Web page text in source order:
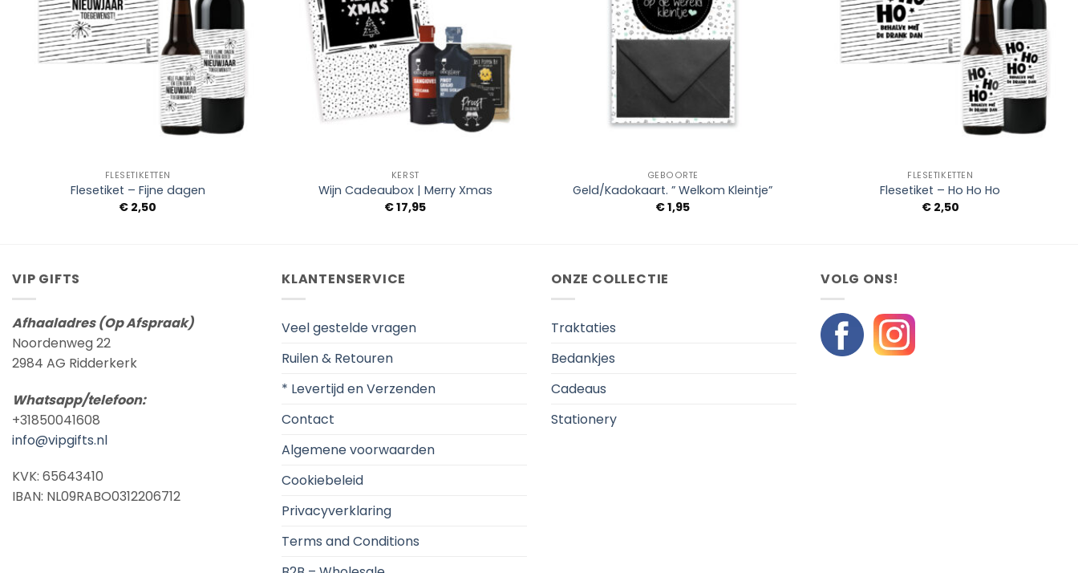
FLESETIKETTEN
Flesetiket – Fijne dagen
€ 2,50
KERST
Wijn Cadeaubox | Merry Xmas
€17,95
GEBOORTE
Geld/Kadokaart. ” Welkom Kleintje”
€1,95
FLESETIKETTEN
Flesetiket – Ho Ho Ho
€2,50
VIP GIFTS
Afhaaladres (Op Afspraak)
Noordenweg 22
2984 AG Ridderkerk
Whatsapp/telefoon:
+31850041608
info@vipgifts.nl
KVK: 65643410
IBAN: NL09RABO0312206712
KLANTENSERVICE
Veel gestelde vragen
Ruilen & Retouren
* Levertijd en Verzenden
Contact
Algemene voorwaarden
Cookiebeleid
Privacyverklaring
Terms and Conditions
ONZE COLLECTIE
Traktaties
Bedankjes
Cadeaus
Stationery
VOLG ONS!